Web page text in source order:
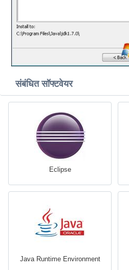
संबंधित सॉफ्टवेयर
Eclipse
Java Runtime Environment